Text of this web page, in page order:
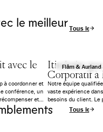
le meilleur Tous les
avec le
à coordonner et
conférence, un
et
MICE
et vous aurez
Flåm & Aurland
Itinéraire
Corporatif à
Notre équipe
vaste expérience
besoins du client. Le
collaboration avec
et mémorable à
Tous les